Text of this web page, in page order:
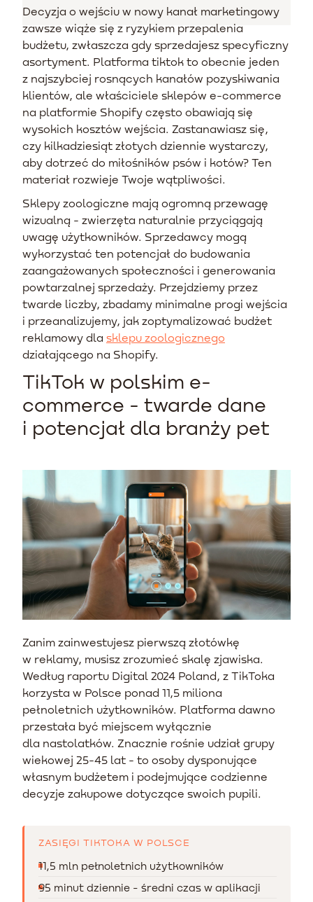
Decyzja o wejściu w nowy kanał marketingowy
zawsze wiąże się z ryzykiem przepalenia
budżetu, zwłaszcza gdy sprzedajesz specyficzny
asortyment. Platforma tiktok to obecnie jeden
z najszybciej rosnących kanałów pozyskiwania
klientów, ale właściciele sklepów e-commerce
na platformie Shopify często obawiają się
wysokich kosztów wejścia. Zastanawiasz się,
czy kilkadziesiąt złotych dziennie wystarczy,
aby dotrzeć do miłośników psów i kotów? Ten
materiał rozwieje Twoje wątpliwości.
Sklepy zoologiczne mają ogromną przewagę
wizualną - zwierzęta naturalnie przyciągają
uwagę użytkowników. Sprzedawcy mogą
wykorzystać ten potencjał do budowania
zaangażowanych społeczności i generowania
powtarzalnej sprzedaży. Przejdziemy przez
twarde liczby, zbadamy minimalne progi wejścia
i przeanalizujemy, jak zoptymalizować budżet
reklamowy dla sklepu zoologicznego
działającego na Shopify.
TikTok w polskim e-
commerce - twarde dane
i potencjał dla branży pet
Zanim zainwestujesz pierwszą złotówkę
w reklamy, musisz zrozumieć skalę zjawiska.
Według raportu Digital 2024 Poland, z TikToka
korzysta w Polsce ponad 11,5 miliona
pełnoletnich użytkowników. Platforma dawno
przestała być miejscem wyłącznie
dla nastolatków. Znacznie rośnie udział grupy
wiekowej 25-45 lat - to osoby dysponujące
własnym budżetem i podejmujące codzienne
decyzje zakupowe dotyczące swoich pupili.
ZASIĘGI TIKTOKA W POLSCE
11,5 mln pełnoletnich użytkowników
95 minut dziennie - średni czas w aplikacji